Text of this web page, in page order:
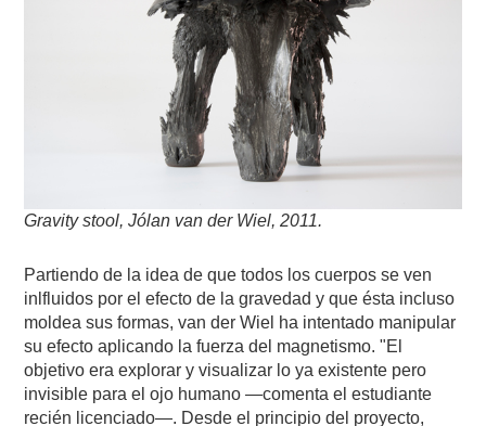
Gravity stool, Jólan van der Wiel, 2011.
Partiendo de la idea de que todos los cuerpos se ven
inlfluidos por el efecto de la gravedad y que ésta incluso
moldea sus formas, van der Wiel ha intentado manipular
su efecto aplicando la fuerza del magnetismo. "El
objetivo era explorar y visualizar lo ya existente pero
invisible para el ojo humano —comenta el estudiante
recién licenciado—. Desde el principio del proyecto,